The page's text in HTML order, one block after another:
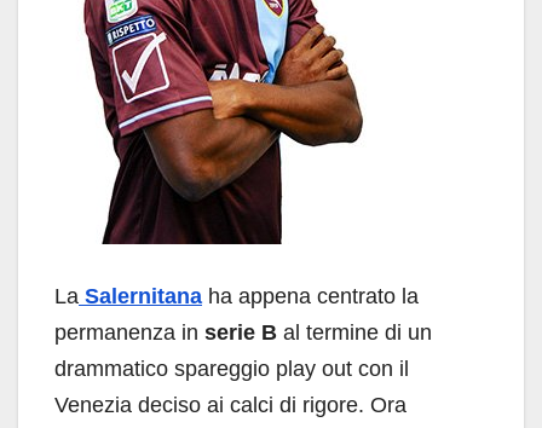
La Salernitana ha appena centrato la
permanenza in serie B al termine di un
drammatico spareggio play out con il
Venezia deciso ai calci di rigore. Ora